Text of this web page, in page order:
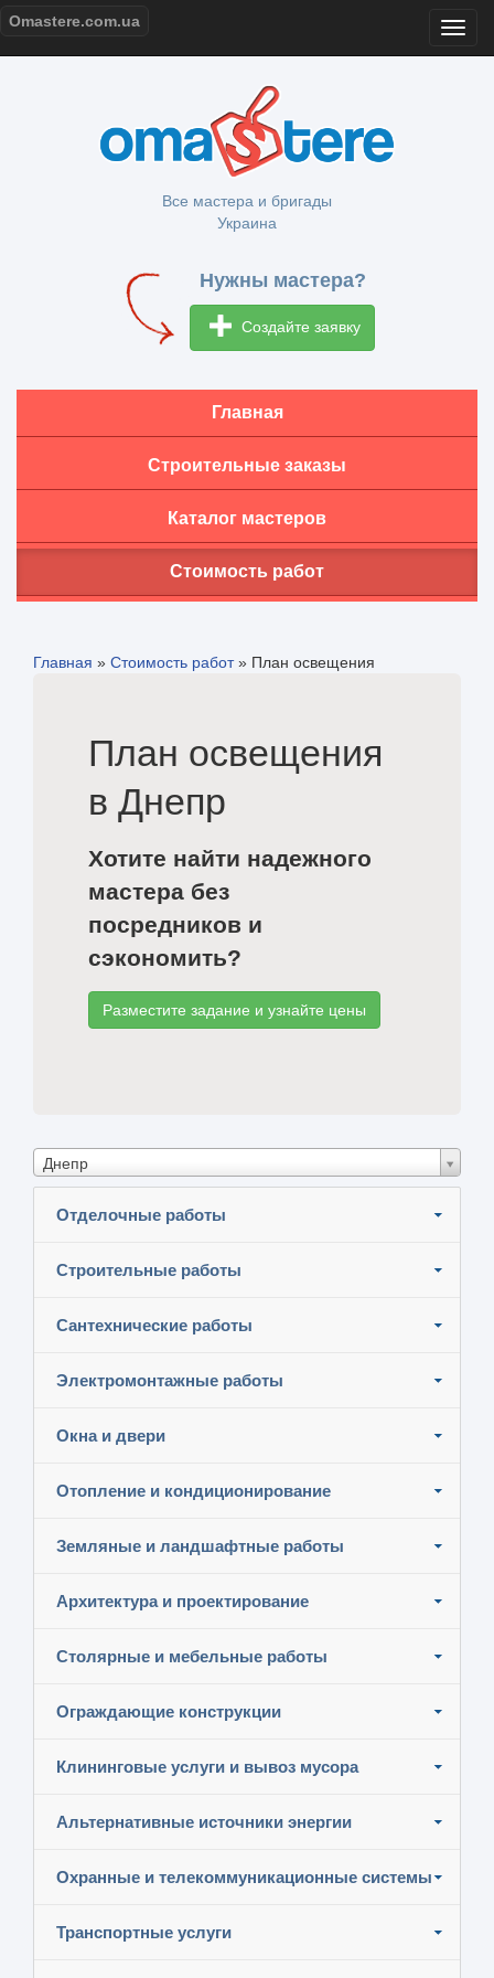
Omastere.com.ua
Все мастера и бригады
Украина
Нужны мастера?
Создайте заявку
Главная
Строительные заказы
Каталог мастеров
Стоимость работ
Главная » Стоимость работ» План освещения
План освещения
в Днепр
Хотите найти надежного
мастера без
посредников и
сэкономить?
Разместите задание и узнайте цены
Днепр
Отделочные работы
Строительные работы
Сантехнические работы
Электромонтажные работы
Окна и двери
Отопление и кондиционирование
Земляные и ландшафтные работы
Архитектура и проектирование
Столярные и мебельные работы
Ограждающие конструкции
Клининговые услуги и вывоз мусора
Альтернативные источники энергии
Охранные и телекоммуникационные системы
Транспортные услуги